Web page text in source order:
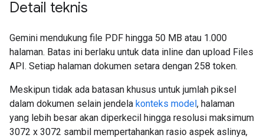
Detail teknis
Gemini mendukung file PDF hingga 50 MB atau 1.000
halaman. Batas ini berlaku untuk data inline dan upload Files
API. Setiap halaman dokumen setara dengan 258 token.
Meskipun tidak ada batasan khusus untuk jumlah piksel
dalam dokumen selain jendela konteks model, halaman
yang lebih besar akan diperkecil hingga resolusi maksimum
3072 x 3072 sambil mempertahankan rasio aspek aslinya,